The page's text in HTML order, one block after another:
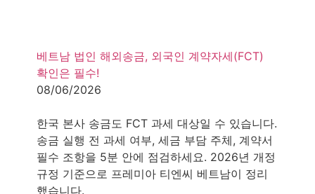
베트남 법인 해외송금, 외국인 계약자세(FCT)
확인은 필수!
08/06/2026
한국 본사 송금도 FCT 과세 대상일 수 있습니다.
송금 실행 전 과세 여부, 세금 부담 주체, 계약서
필수 조항을 5분 안에 점검하세요. 2026년 개정
규정 기준으로 프레미아 티엔씨 베트남이 정리
했습니다.